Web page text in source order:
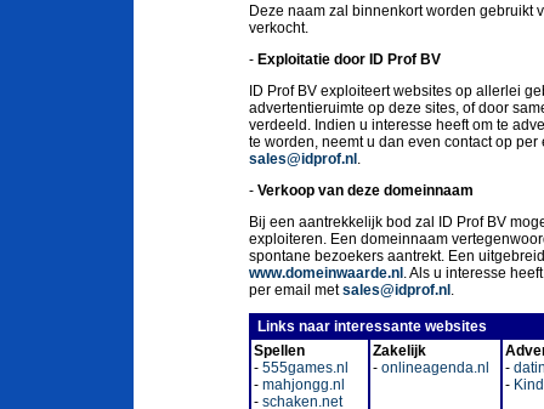
Deze naam zal binnenkort worden gebruikt
verkocht.
- Exploitatie door ID Prof BV
ID Prof BV exploiteert websites op allerlei
advertentieruimte op deze sites, of door
verdeeld. Indien u interesse heeft om te
te worden, neemt u dan even contact op
sales@idprof.nl .
- Verkoop van deze domeinnaam
Bij een aantrekkelijk bod zal ID Prof BV
exploiteren. Een domeinnaam
spontane bezoekers aantrekt. Een
www.domeinwaarde.nl . Als u interesse
per email metsales@idprof.nl .
Links naar interessante websites
Spellen
- 555games.nl
- mahjongg.nl
- schaken.net
Zakelijk
- onlineagenda.nl
-
-